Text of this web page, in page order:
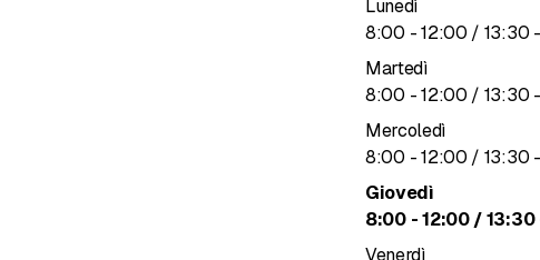
Lunedì
8:00 - fino a
12:00 / 13:30 -
Martedì
8:00 - fino a
12:00 / 13:30 -
Mercoledì
8:00 - fino a
12:00 / 13:30 -
Giovedì
8:00 - fino a
12:00/ 13:30
Venerdì